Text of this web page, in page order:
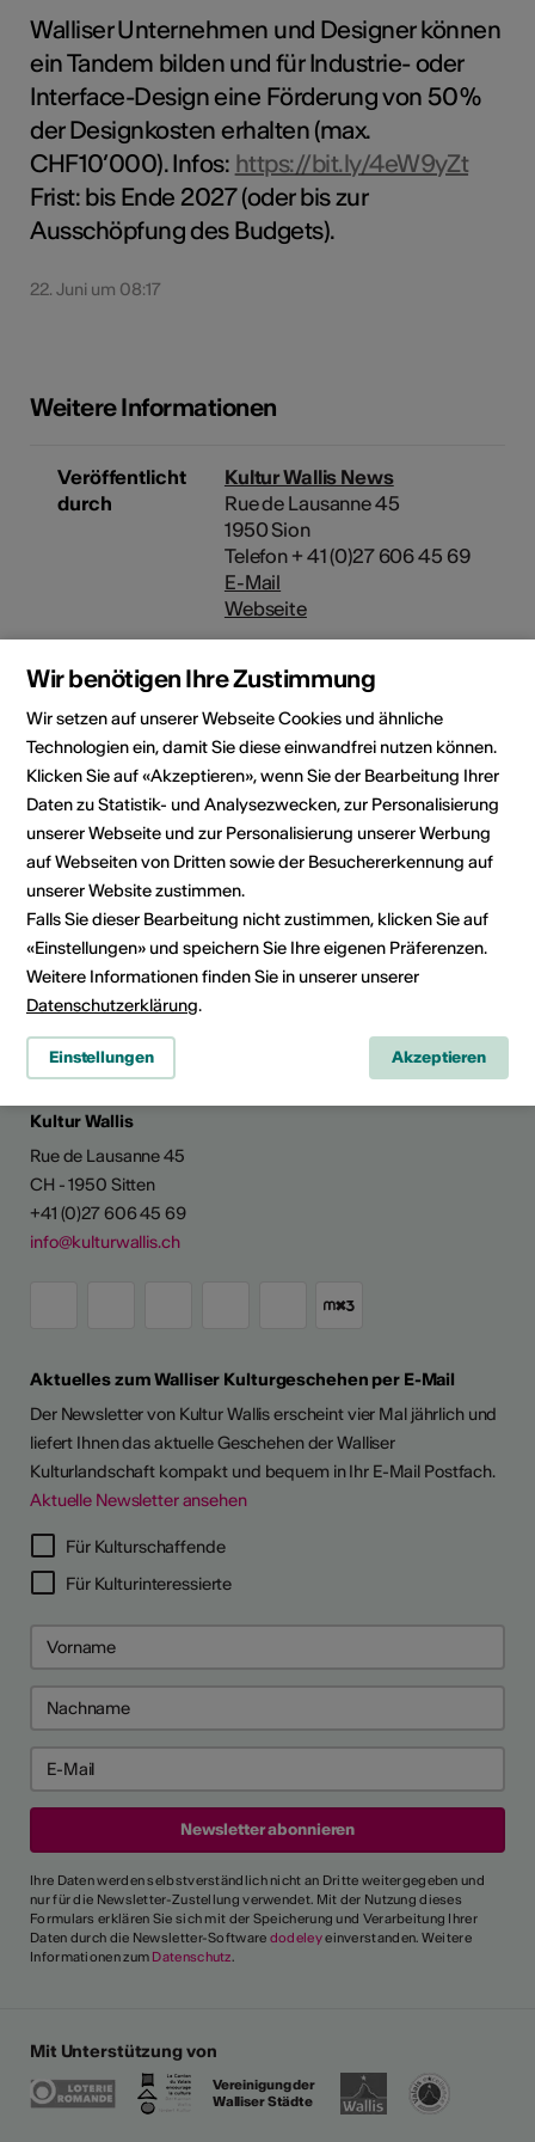
Walliser Unternehmen und Designer können
ein Tandem bilden und für Industrie- oder
Interface-Design eine Förderung von 50 %
der Designkosten erhalten (max.
CHF 10’000). Infos: https://bit.ly/4eW9yZt
Frist: bis Ende 2027 (oder bis zur
Ausschöpfung des Budgets).
22. Juni um 08:17
Weitere Informationen
Veröffentlicht
durch
Kultur Wallis News
Rue de Lausanne 45
1950 Sion
Telefon + 41 (0)27 606 45 69
E-Mail
Webseite
Rubrik
Kulturbereich
Bildende Kunst
Kategorie
Wettbewerbe /
Ausschreibungen
News teilen
Kultur Wallis
Rue de Lausanne 45
CH - 1950 Sitten
+41 (0)27 606 45 69
info@kulturwallis.ch
Aktuelles zum Walliser Kulturgeschehen per E-Mail
Der Newsletter von Kultur Wallis erscheint vier Mal jährlich und
liefert Ihnen das aktuelle Geschehen der Walliser
Kulturlandschaft kompakt und bequem in Ihr E-Mail Postfach.
Aktuelle Newsletter ansehen
Für Kulturschaffende
Für Kulturinteressierte
Ihre Daten werden selbstverständlich nicht an Dritte weitergegeben und
nur für die Newsletter-Zustellung verwendet. Mit der Nutzung dieses
Formulars erklären Sie sich mit der Speicherung und Verarbeitung Ihrer
Daten durch die Newsletter-Software dodeleyeinverstanden. Weitere
Informationen zum Datenschutz.
Mit Unterstützung von
Vereinigung der
Walliser Städte
Wir benötigen Ihre Zustimmung
Wir setzen auf unserer Webseite Cookies und ähnliche
Technologien ein, damit Sie diese einwandfrei nutzen können.
Klicken Sie auf «Akzeptieren», wenn Sie der Bearbeitung Ihrer
Daten zu Statistik- und Analysezwecken, zur Personalisierung
unserer Webseite und zur Personalisierung unserer Werbung
auf Webseiten von Dritten sowie der Besuchererkennung auf
unserer Website zustimmen.
Falls Sie dieser Bearbeitung nicht zustimmen, klicken Sie auf
«Einstellungen» und speichern Sie Ihre eigenen Präferenzen.
Weitere Informationen finden Sie in unserer unserer
Datenschutzerklärung.
Einstellungen Akzeptieren